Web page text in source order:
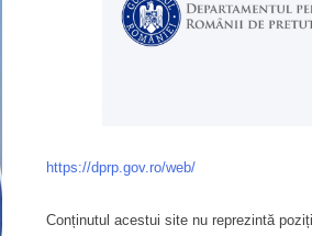
https://dprp.gov.ro/web/
Conținutul acestui site nu reprezintă